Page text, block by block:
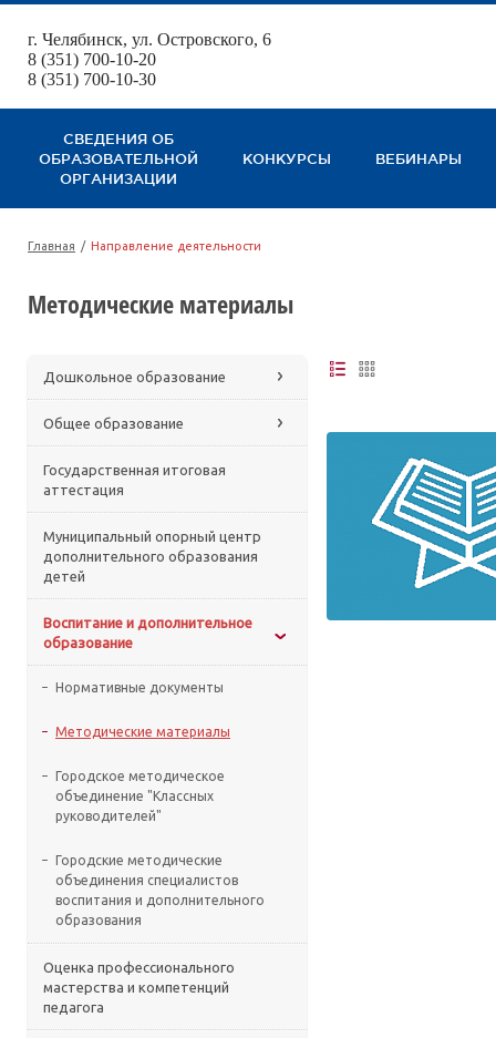
г. Челябинск, ул. Островского, 6
8 (351) 700-10-20
8 (351) 700-10-30
СВЕДЕНИЯ ОБ
ОБРАЗОВАТЕЛЬНОЙ
ОРГАНИЗАЦИИ
КОНКУРСЫ ВЕБИНАРЫ
Главная / Направление деятельности
Методические материалы
Дошкольное образование
Общее образование
Государственная итоговая
аттестация
Муниципальный опорный центр
дополнительного образования
детей
Воспитание и дополнительное
образование
Нормативные документы
Методические материалы
Городское методическое
объединение "Классных
руководителей"
Городские методические
объединения специалистов
воспитания и дополнительного
образования
Оценка профессионального
мастерства и компетенций
педагога